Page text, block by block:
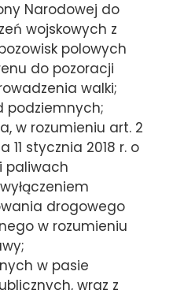
Narodowej do
wojskowych z
polowych
do pozoracji
walki;
podziemnych;
w rozumieniu art. 2
11 stycznia 2018 r. o
paliwach
drogowego
w rozumieniu
w pasie
wraz z